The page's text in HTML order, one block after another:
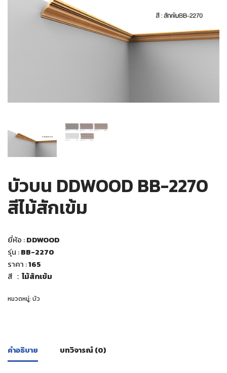
บัวบน DDWOOD BB-2270
สีไม้สักเข้ม
ยี่ห้อ :DDWOOD
รุ่น :BB-2270
ราคา :165
สี ： ไม้สักเข้ม
หมวดหมู่: บัว
คำอธิบาย บทวิจารณ์ (0)